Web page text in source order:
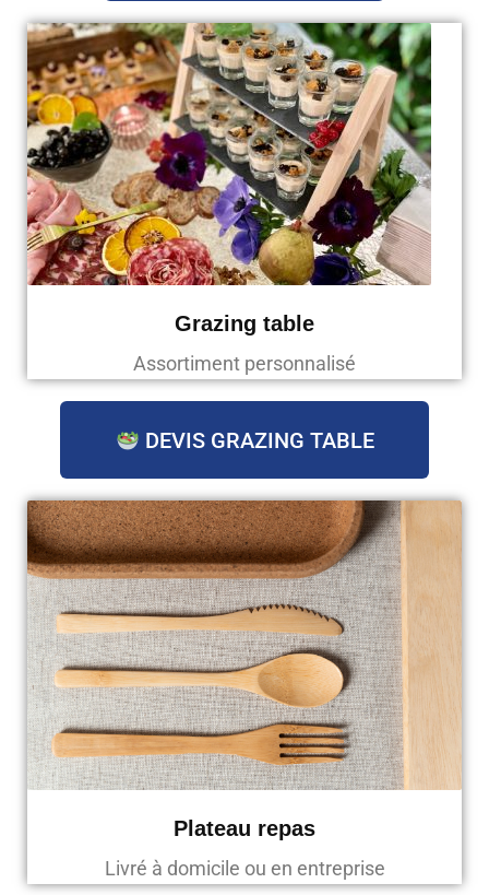
Grazing table
Assortiment personnalisé
DEVIS GRAZING TABLE
Plateau repas
Livré à domicile ou en entreprise